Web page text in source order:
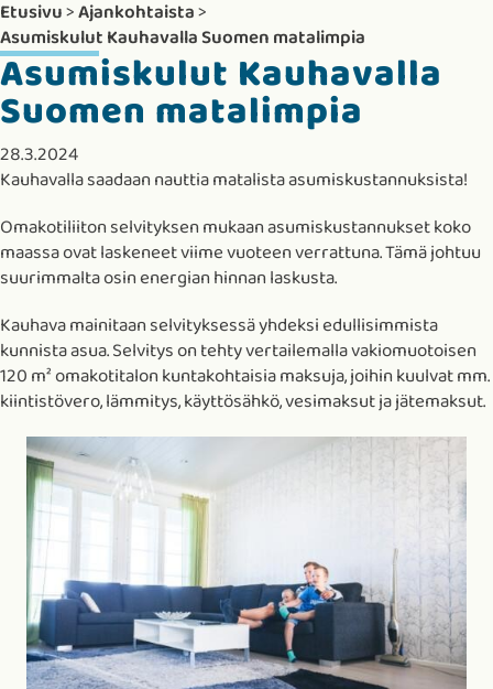
Etusivu>Ajankohtaista>
Asumiskulut Kauhavalla Suomen matalimpia
Asumiskulut Kauhavalla
Suomen matalimpia
28.3.2024
Kauhavalla saadaan nauttia matalista asumiskustannuksista!
Omakotiliiton selvityksen mukaan asumiskustannukset koko
maassa ovat laskeneet viime vuoteen verrattuna. Tämä johtuu
suurimmalta osin energian hinnan laskusta.
Kauhava mainitaan selvityksessä yhdeksi edullisimmista
kunnista asua. Selvitys on tehty vertailemalla vakiomuotoisen
120 m² omakotitalon kuntakohtaisia maksuja, joihin kuulvat mm.
kiintistövero, lämmitys, käyttösähkö, vesimaksut ja jätemaksut.